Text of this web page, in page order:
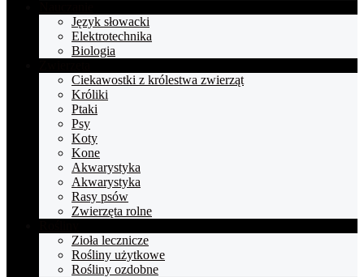
Język słowacki
Elektrotechnika
Biologia
Ciekawostki z królestwa zwierząt
Króliki
Ptaki
Psy
Koty
Kone
Akwarystyka
Akwarystyka
Rasy psów
Zwierzęta rolne
Zioła lecznicze
Rośliny użytkowe
Rośliny ozdobne